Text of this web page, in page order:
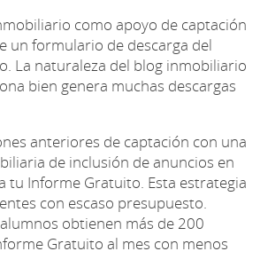
como apoyo de captación
un formulario de descarga del
La naturaleza del blog inmobiliario
bien genera muchas descargas
anteriores de captación con una
de inclusión de anuncios en
tu Informe Gratuito. Esta estrategia
con escaso presupuesto.
obtienen más de 200
Gratuito al mes con menos